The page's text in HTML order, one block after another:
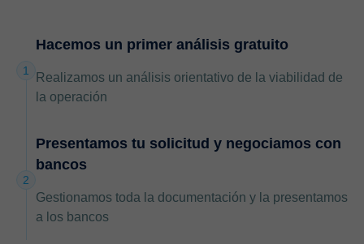
1
Hacemos un primer análisis gratuito
Realizamos un análisis orientativo de la viabilidad de
la operación
2
Presentamos tu solicitud y negociamos con
bancos
Gestionamos toda la documentación y la presentamos
a los bancos